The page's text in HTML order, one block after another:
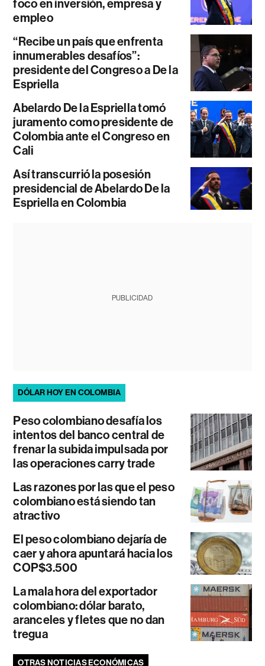
foco en inversión, empresa y
empleo
“Recibe un país que enfrenta
innumerables desafíos”:
presidente del Congreso a De la
Espriella
Abelardo De la Espriella tomó
juramento como presidente de
Colombia ante el Congreso en
Cali
Así transcurrió la posesión
presidencial de Abelardo De la
Espriella en Colombia
PUBLICIDAD
DÓLAR HOY EN COLOMBIA
Peso colombiano desafía los
intentos del banco central de
frenar la subida impulsada por
las operaciones carry trade
Las razones por las que el peso
colombiano está siendo tan
atractivo
El peso colombiano dejaría de
caer y ahora apuntará hacia los
COP$3.500
La mala hora del exportador
colombiano: dólar barato,
aranceles y fletes que no dan
tregua
OTRAS NOTICIAS ECONÓMICAS